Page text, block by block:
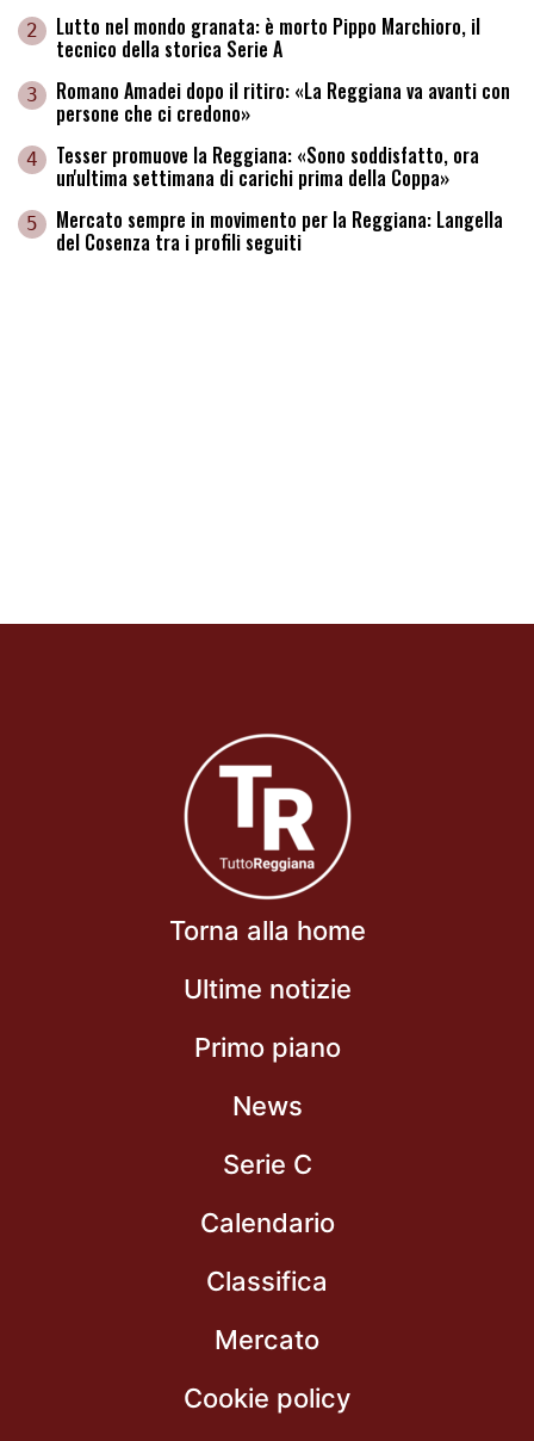
2 Lutto nel mondo granata: è morto Pippo Marchioro, il
tecnico della storica Serie A
3 Romano Amadei dopo il ritiro: «La Reggiana va avanti con
persone che ci credono»
4 Tesser promuove la Reggiana: «Sono soddisfatto, ora
un'ultima settimana di carichi prima della Coppa»
5 Mercato sempre in movimento per la Reggiana: Langella
del Cosenza tra i profili seguiti
Torna alla home
Ultime notizie
Primo piano
News
Serie C
Calendario
Classifica
Mercato
Cookie policy